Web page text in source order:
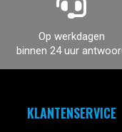
Op werkdagen
binnen 24 uur
KLANTENSERVICE